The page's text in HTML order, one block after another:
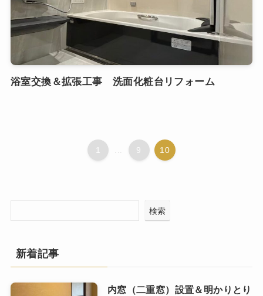
浴室交換＆拡張工事 洗面化粧台リフォーム
1 9 10
検索
新着記事
内窓（二重窓）設置＆明かりとり